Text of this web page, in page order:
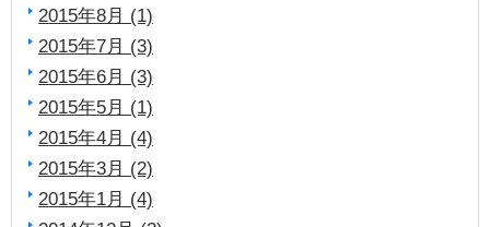
2015年8月 (1)
2015年7月 (3)
2015年6月 (3)
2015年5月 (1)
2015年4月 (4)
2015年3月 (2)
2015年1月 (4)